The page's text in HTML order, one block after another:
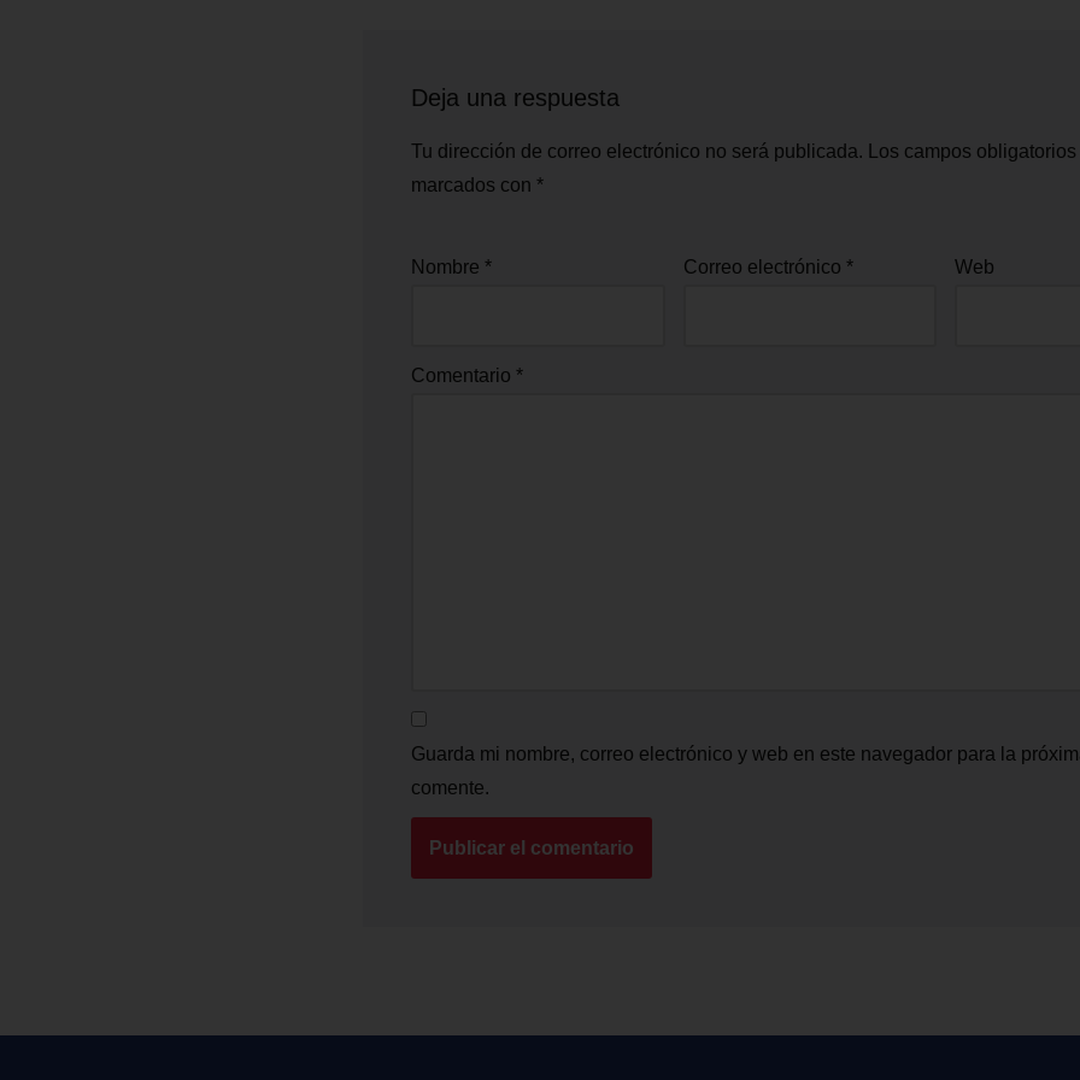
Deja una respuesta
Tu dirección de correo electrónico no será publicada.
Los campos
marcados con *
Nombre * Correo electrónico * Web
Comentario *
Guarda mi nombre, correo electrónico y web en este navegador para la
comente.